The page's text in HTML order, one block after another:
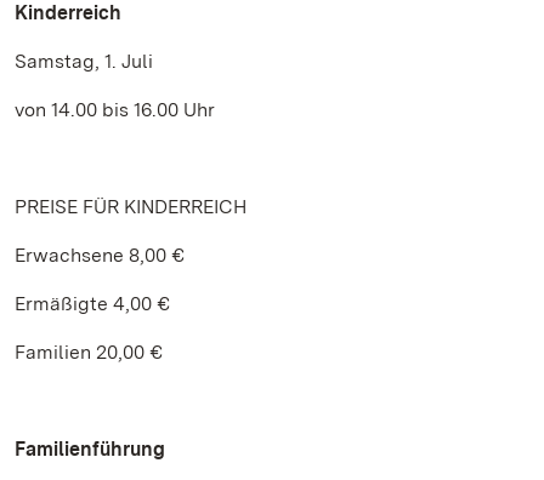
Kinderreich
Samstag, 1. Juli
von 14.00 bis 16.00 Uhr
PREISE FÜR KINDERREICH
Erwachsene 8,00 €
Ermäßigte 4,00 €
Familien 20,00 €
Familienführung